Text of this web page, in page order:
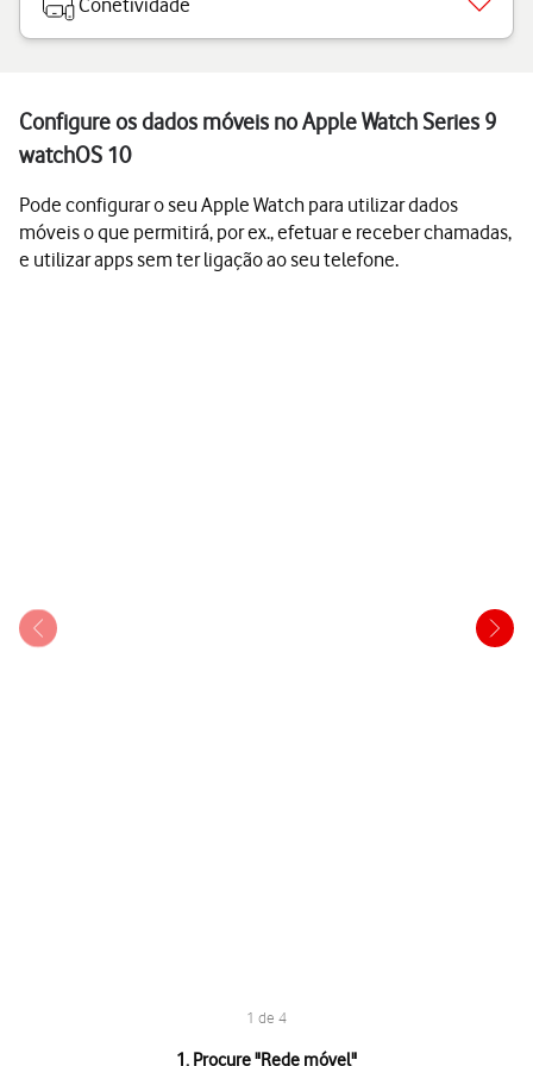
Conetividade
Configure os dados móveis no Apple Watch Series 9
watchOS 10
Pode configurar o seu Apple Watch para utilizar dados
móveis o que permitirá, por ex., efetuar e receber chamadas,
e utilizar apps sem ter ligação ao seu telefone.
1 de 4
1. Procure "Rede móvel"